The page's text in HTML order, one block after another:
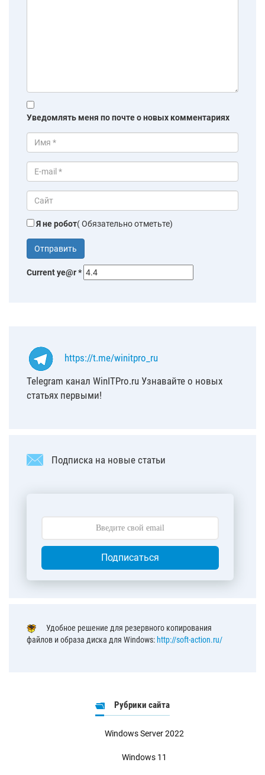
Уведомлять меня по почте о новых комментариях
Я не робот( Обязательно отметьте)
Current ye@r*
https://t.me/winitpro_ru
Telegram канал WinITPro.ru Узнавайте о новых
статьях первыми!
Подписка на новые статьи
Подписаться
Удобное решение для резервного копирования
файлов и образа диска для Windows: http://soft-action.ru/
Рубрики сайта
Windows Server 2022
Windows 11